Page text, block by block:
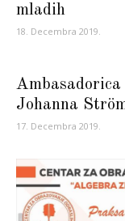
mladih
18. Decembra 2019.
Johanna
17. Decembra 2019.